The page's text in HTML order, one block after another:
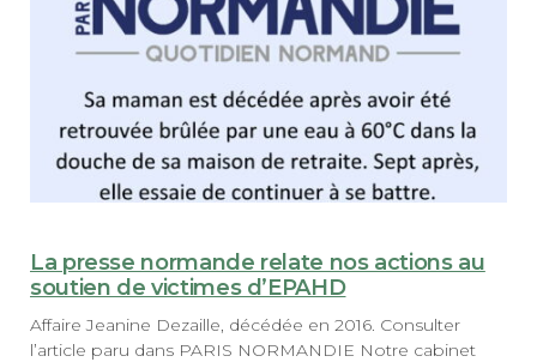
La presse normande relate nos actions au
soutien de victimes d’EPAHD
Affaire Jeanine Dezaille, décédée en 2016. Consulter
l’article paru dans PARIS NORMANDIE Notre cabinet